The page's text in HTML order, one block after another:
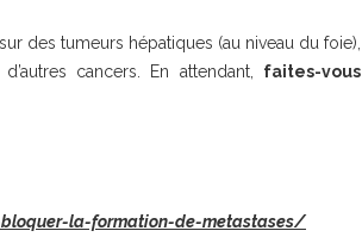
des tumeurs hépatiques (au niveau du foie),
cancers. En attendant, faites-vous
la-formation-de-metastases/